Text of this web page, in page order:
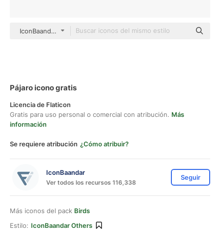
IconBaandar Others
Pájaro icono gratis
Licencia de Flaticon
Gratis para uso personal o comercial con atribución. Más
información
Se requiere atribución ¿Cómo atribuir?
IconBaandar
Ver todos los recursos 116,338
Seguir
Más iconos del pack Birds
Estilo: IconBaandar Others